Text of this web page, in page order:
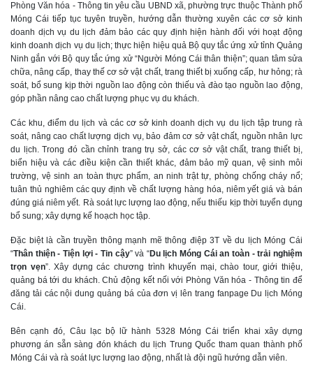
Phòng Văn hóa - Thông tin yêu cầu UBND xã, phường trực thuộc Thành phố
Móng Cái tiếp tục tuyên truyền, hướng dẫn thường xuyên các cơ sở kinh
doanh dịch vụ du lịch đảm bảo các quy định hiện hành đối với hoạt động
kinh doanh dịch vụ du lịch; thực hiện hiệu quả Bộ quy tắc ứng xử tỉnh Quảng
Ninh gắn với Bộ quy tắc ứng xử “Người Móng Cái thân thiện”; quan tâm sửa
chữa, nâng cấp, thay thế cơ sở vật chất, trang thiết bị xuống cấp, hư hỏng; rà
soát, bổ sung kịp thời nguồn lao động còn thiếu và đào tạo nguồn lao động,
góp phần nâng cao chất lượng phục vụ du khách.
Các khu, điểm du lịch và các cơ sở kinh doanh dịch vụ du lịch tập trung rà
soát, nâng cao chất lượng dịch vụ, bảo đảm cơ sở vật chất, nguồn nhân lực
du lịch. Trong đó cần chỉnh trang trụ sở, các cơ sở vật chất, trang thiết bị,
biển hiệu và các điều kiện cần thiết khác, đảm bảo mỹ quan, vệ sinh môi
trường, vệ sinh an toàn thực phẩm, an ninh trật tự, phòng chống cháy nổ;
tuân thủ nghiêm các quy định về chất lượng hàng hóa, niêm yết giá và bán
đúng giá niêm yết. Rà soát lực lượng lao động, nếu thiếu kịp thời tuyển dụng
bổ sung; xây dựng kế hoạch học tập.
Đặc biệt là cần truyền thông mạnh mẽ thông điệp 3T về du lịch Móng Cái
“Thân thiện - Tiện lợi - Tin cậy” và “Du lịch Móng Cái an toàn - trải nghiệm
trọn vẹn”. Xây dựng các chương trình khuyến mại, chào tour, giới thiệu,
quảng bá tới du khách. Chủ động kết nối với Phòng Văn hóa - Thông tin để
đăng tải các nội dung quảng bá của đơn vị lên trang fanpage Du lịch Móng
Cái.
Bên cạnh đó, Câu lạc bộ lữ hành 5328 Móng Cái triển khai xây dựng
phương án sẵn sàng đón khách du lịch Trung Quốc tham quan thành phố
Móng Cái và rà soát lực lượng lao động, nhất là đội ngũ hướng dẫn viên.